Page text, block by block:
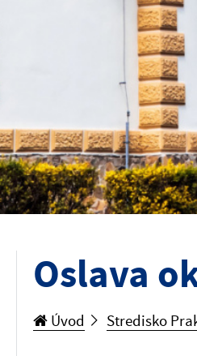
Oslava
Úvod Stredisko